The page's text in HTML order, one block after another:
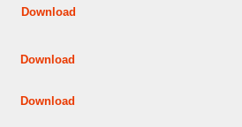
Download
Download
Download